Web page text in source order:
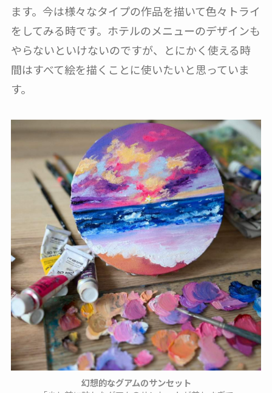
ます。今は様々なタイプの作品を描いて色々トライ
をしてみる時です。ホテルのメニューのデザインも
やらないといけないのですが、とにかく使える時
間はすべて絵を描くことに使いたいと思っていま
す。
幻想的なグアムのサンセット